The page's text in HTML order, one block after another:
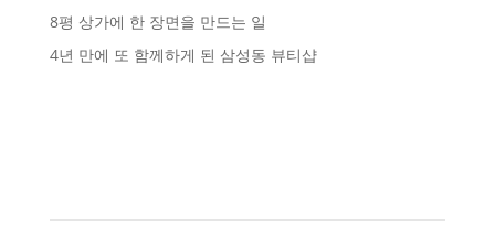
8평 상가에 한 장면을 만드는 일
4년 만에 또 함께하게 된 삼성동 뷰티샵